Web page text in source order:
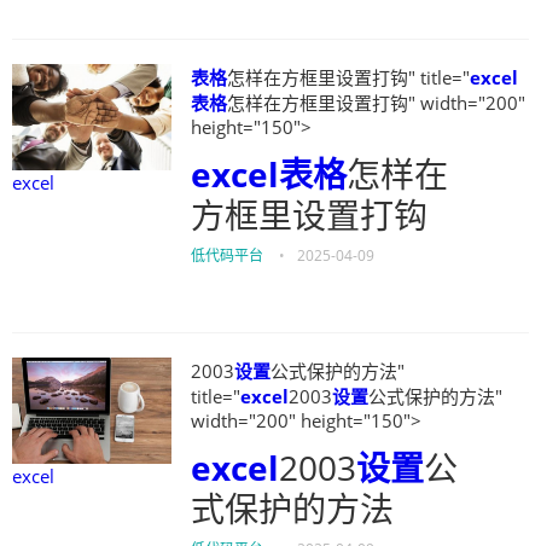
excel
表格怎样在方框里设置打钩" title="excel
表格怎样在方框里设置打钩" width="200"
height="150">
excel表格怎样在
方框里设置打钩
低代码平台 • 2025-04-09
excel
2003设置公式保护的方法"
title="excel2003设置公式保护的方法"
width="200" height="150">
excel2003设置公
式保护的方法